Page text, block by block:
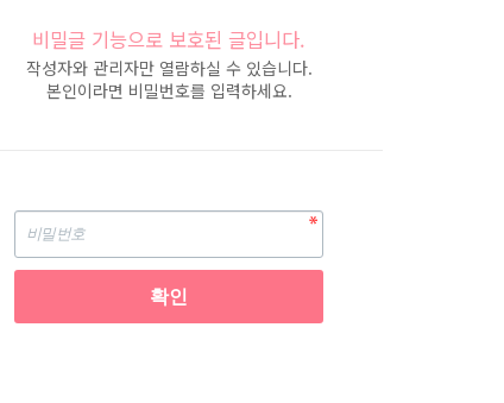
비밀글 기능으로 보호된 글입니다.
작성자와 관리자만 열람하실 수 있습니다.
본인이라면 비밀번호를 입력하세요.